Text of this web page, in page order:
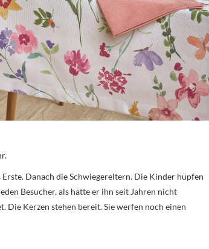
Danach die Schwiegereltern. Die Kinder hüpfen
Besucher, als hätte er ihn seit Jahren nicht
Die Kerzen stehen bereit. Sie werfen noch einen